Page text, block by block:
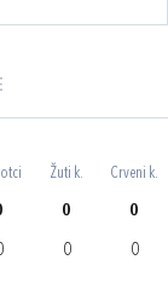
Žuti k. Crveni k.
0 0
0 0